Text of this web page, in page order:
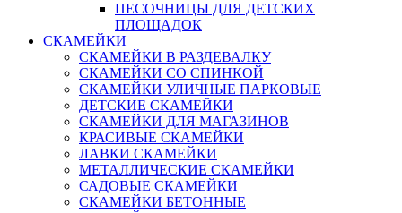
ПЕСОЧНИЦЫ ДЛЯ ДЕТСКИХ
ПЛОЩАДОК
СКАМЕЙКИ
СКАМЕЙКИ В РАЗДЕВАЛКУ
СКАМЕЙКИ СО СПИНКОЙ
СКАМЕЙКИ УЛИЧНЫЕ ПАРКОВЫЕ
ДЕТСКИЕ СКАМЕЙКИ
СКАМЕЙКИ ДЛЯ МАГАЗИНОВ
КРАСИВЫЕ СКАМЕЙКИ
ЛАВКИ СКАМЕЙКИ
МЕТАЛЛИЧЕСКИЕ СКАМЕЙКИ
САДОВЫЕ СКАМЕЙКИ
СКАМЕЙКИ БЕТОННЫЕ